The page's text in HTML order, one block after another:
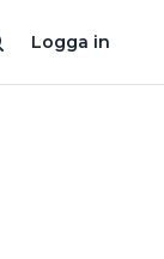
Logga in
DET PROCESSEN